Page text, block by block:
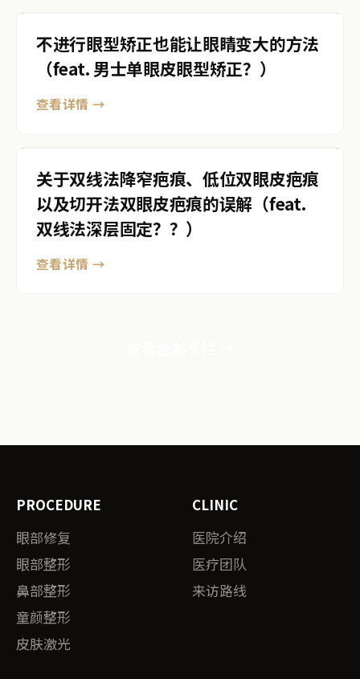
不进行眼型矫正也能让眼睛变大的方法
（feat. 男士单眼皮眼型矫正？）
查看详情 →
关于双线法降窄疤痕、低位双眼皮疤痕
以及切开法双眼皮疤痕的误解（feat.
双线法深层固定？？）
查看详情 →
PROCEDURE
眼部修复
眼部整形
鼻部整形
童颜整形
皮肤激光
CLINIC
医院介绍
医疗团队
来访路线